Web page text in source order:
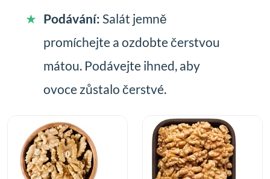
Podávání:Salát jemně
promíchejte a ozdobte čerstvou
mátou. Podávejte ihned, aby
ovoce zůstalo čerstvé.